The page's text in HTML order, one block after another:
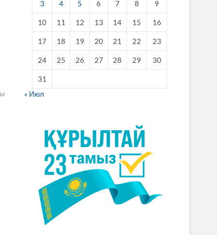
3 4 5 6 7 8 9
10 11 12 13 14 15 16
17 18 19 20 21 22 23
24 25 26 27 28 29 30
31
« Июл